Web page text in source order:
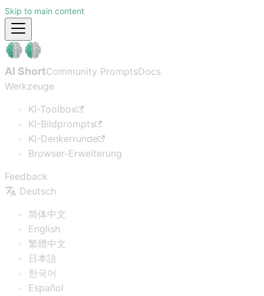
Skip to main content
AI ShortCommunity PromptsDocs
Werkzeuge
KI-Toolbox
KI-Bildprompts
KI-Denkerrunde
Browser-Erweiterung
Feedback
Deutsch
简体中文
English
繁體中文
日本語
한국어
Español